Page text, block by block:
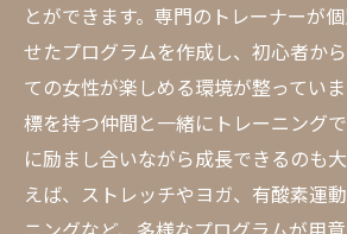
とができます。専門のトレーナーが
せたプログラムを作成し、初心者か
ての女性が楽しめる環境が整ってい
標を持つ仲間と一緒にトレーニング
に励まし合いながら成長できるのも
えば、ストレッチやヨガ、有酸素運